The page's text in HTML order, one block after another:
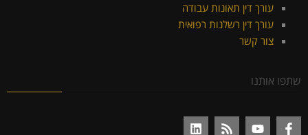
עורך דין תאונות עבודה
עורך דין רשלנות רפואית
צור קשר
שתפו אותנו